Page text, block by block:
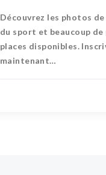
Découvrez les photos de
du sport et beaucoup de
places disponibles.
maintenant…